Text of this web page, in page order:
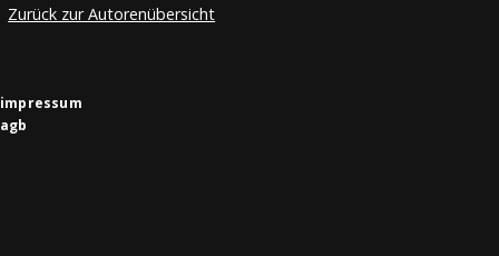
Zurück zur Autorenübersicht
impressum
agb